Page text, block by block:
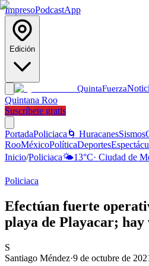
ImpresoPodcastApp
Edición
QuintaFuerza
Quintana Roo
Suscríbete gratis
PortadaPoliciaca 🌀 HuracanesSismos
RooMéxicoPolíticaDeportes
Inicio/Policiaca🌤️13°C· Ciudad de
Policiaca
Efectúan fuerte
playa de Playacar; hay
S
Santiago Méndez·9 de octubre de